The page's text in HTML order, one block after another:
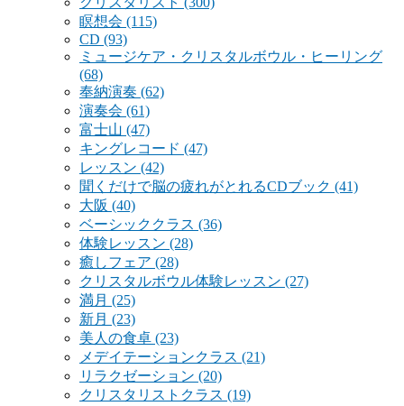
瞑想会 (115)
CD (93)
ミュージケア・クリスタルボウル・ヒーリング
(68)
奉納演奏 (62)
演奏会 (61)
富士山 (47)
キングレコード (47)
レッスン (42)
聞くだけで脳の疲れがとれるCDブック (41)
大阪 (40)
ベーシッククラス (36)
体験レッスン (28)
癒しフェア (28)
クリスタルボウル体験レッスン (27)
満月 (25)
新月 (23)
美人の食卓 (23)
メデイテーションクラス (21)
リラクゼーション (20)
クリスタリストクラス (19)